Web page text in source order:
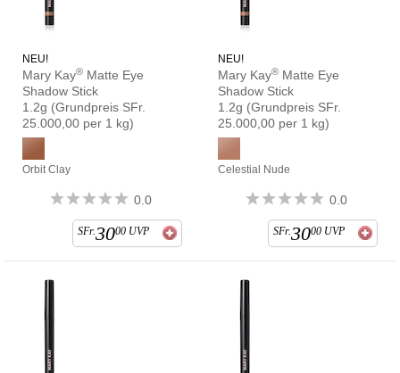
NEU!
Mary Kay® Matte Eye
Shadow Stick
1.2g (Grundpreis SFr.
25.000,00 per 1 kg)
Orbit Clay
0.0
SFr.3000 UVP
NEU!
Mary Kay® Matte Eye
Shadow Stick
1.2g (Grundpreis SFr.
25.000,00 per 1 kg)
Celestial Nude
0.0
SFr.3000 UVP